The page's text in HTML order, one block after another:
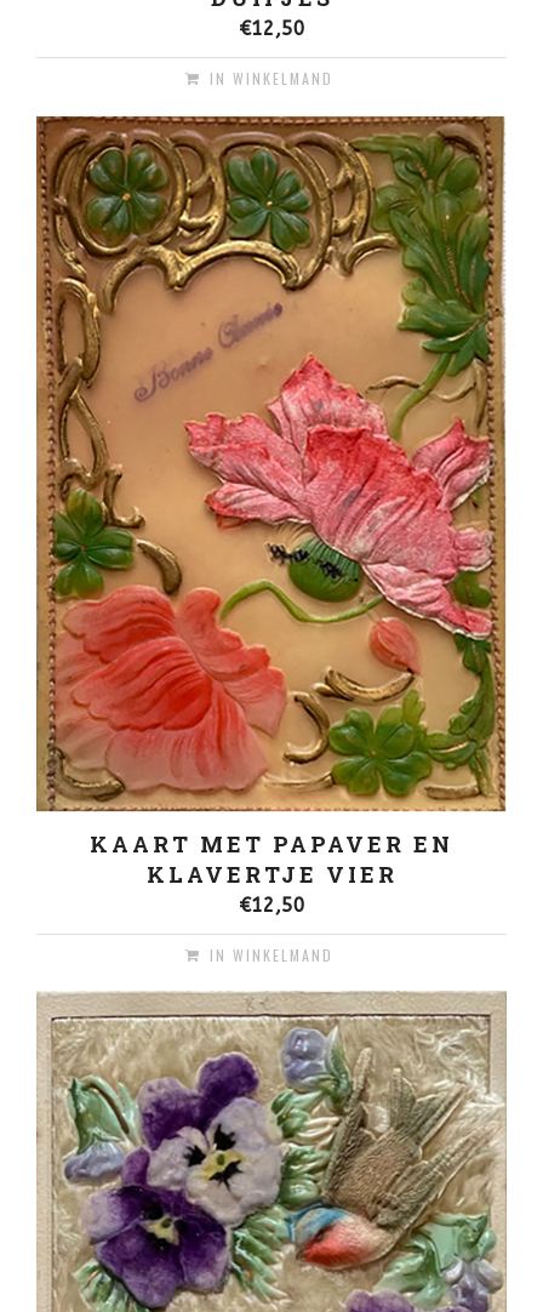
€12,50
IN WINKELMAND
KAART MET PAPAVER EN
KLAVERTJE VIER
€12,50
IN WINKELMAND